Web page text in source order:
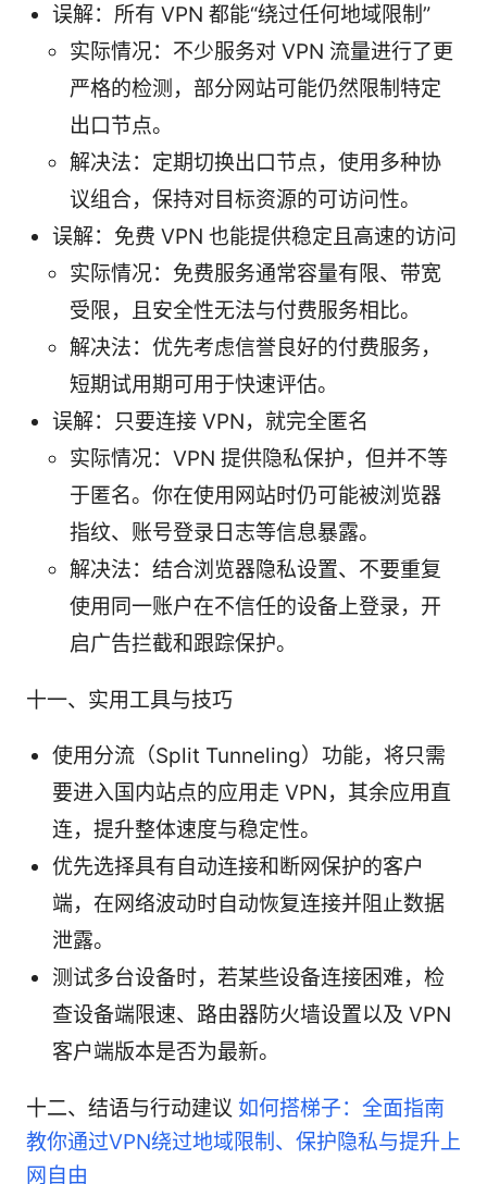
误解：所有 VPN 都能“绕过任何地域限制”
实际情况：不少服务对 VPN 流量进行了更
严格的检测，部分网站可能仍然限制特定
出口节点。
解决法：定期切换出口节点，使用多种协
议组合，保持对目标资源的可访问性。
误解：免费 VPN 也能提供稳定且高速的访问
实际情况：免费服务通常容量有限、带宽
受限，且安全性无法与付费服务相比。
解决法：优先考虑信誉良好的付费服务，
短期试用期可用于快速评估。
误解：只要连接 VPN，就完全匿名
实际情况：VPN 提供隐私保护，但并不等
于匿名。你在使用网站时仍可能被浏览器
指纹、账号登录日志等信息暴露。
解决法：结合浏览器隐私设置、不要重复
使用同一账户在不信任的设备上登录，开
启广告拦截和跟踪保护。
十一、实用工具与技巧
使用分流（Split Tunneling）功能，将只需
要进入国内站点的应用走 VPN，其余应用直
连，提升整体速度与稳定性。
优先选择具有自动连接和断网保护的客户
端，在网络波动时自动恢复连接并阻止数据
泄露。
测试多台设备时，若某些设备连接困难，检
查设备端限速、路由器防火墙设置以及 VPN
客户端版本是否为最新。
十二、结语与行动建议 如何搭梯子：全面指南
教你通过VPN绕过地域限制、保护隐私与提升上
网自由